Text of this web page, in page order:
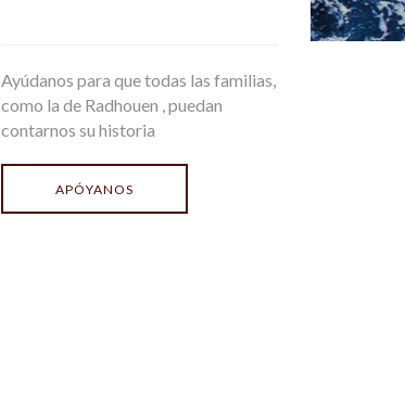
Ayúdanos para que todas las familias,
como la de Radhouen , puedan
contarnos su historia
APÓYANOS